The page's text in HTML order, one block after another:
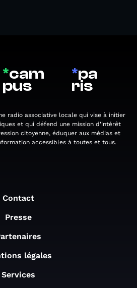
*cam
pus
*pa
ris
radio associative locale qui vise à initier
et qui défend une mission d'intérêt
citoyenne, éduquer aux médias et
accessibles à toutes et tous.
Contact
Presse
légales
Services